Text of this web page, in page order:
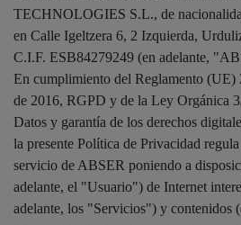
TECHNOLOGIES S.L., de
en Calle Igeltzera 6, 2 Izquierda,
C.I.F. ESB84279249 (en adelante,
En cumplimiento del Reglamento (UE)
de 2016, RGPD y de la Ley Orgánica
Datos y garantía de los derechos
la presente Política de Privacidad
servicio de ABSER poniendo a
adelante, el "Usuario") de Internet
adelante, los "Servicios") y contenidos